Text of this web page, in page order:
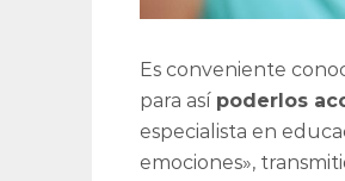
Es conveniente
para así poderlos
especialista en
emociones»,